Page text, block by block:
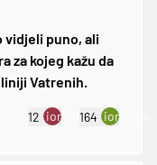
vidjeli puno, ali
za kojeg kažu da
Vatrenih.
12 ion:minus
164 ion:plus